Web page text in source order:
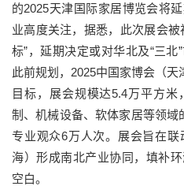
的2025天津国际家居博览会将
业高度关注，据悉，此次展会
标”，延期决定或对华北及“三
此前规划，2025中国家博会（天
目标，展会规模达5.4万平方
制、机械设备、软体家居等领
专业观众6万人次。展会旨在
海）形成南北产业协同，填补
空白。